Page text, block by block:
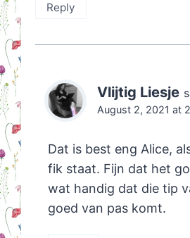
Reply
Vlijtig Liesje
August 2, 2021 at
Dat is best eng Alice,
fik staat. Fijn dat het
wat handig dat die tip
goed van pas komt.